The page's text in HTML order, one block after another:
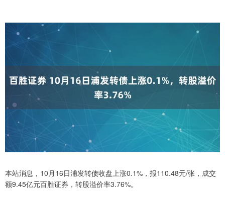
本站消息，10月16日浦发转债收盘上涨0.1%，报110.48元/张，成交
额9.45亿元百胜证券，转股溢价率3.76%。